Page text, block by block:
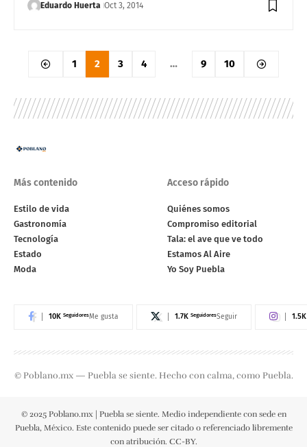
Eduardo Huerta Oct 3, 2014
1 2 3 4 … 9 10
Más contenido
Estilo de vida
Gastronomía
Tecnología
Estado
Moda
Acceso rápido
Quiénes somos
Compromiso editorial
Tala: el ave que ve todo
Estamos Al Aire
Yo Soy Puebla
10K SeguidoresMe gusta 1.7K SeguidoresSeguir 1.5K
© Poblano.mx — Puebla se siente. Hecho con calma, como Puebla.
© 2025 Poblano.mx | Puebla se siente. Medio independiente con sede en
Puebla, México. Este contenido puede ser citado o referenciado libremente
con atribución. CC-BY.